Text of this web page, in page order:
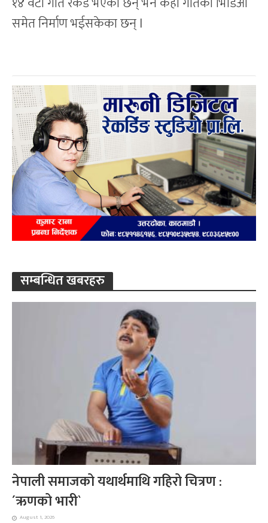
समेत निर्माण भईसकेका छन् l
सम्बन्धित खबरहरु
नेपाली समाजको यथार्थमाथि गहिरो चित्रण :
´ऋणको भारी`
August 1, 2026